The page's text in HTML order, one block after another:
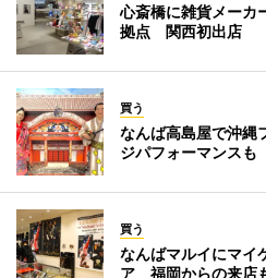
心斎橋に雑貨メーカ
拠点 関西初出店
買う
なんば高島屋で沖
ジパフォーマンスも
買う
なんばマルイにマイ
ア 福岡からの来店